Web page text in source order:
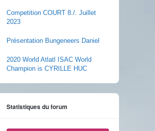
Competition COURT 8./. Juillet
2023
Présentation Bungeneers Daniel
2020 World Atlatl ISAC World
Champion is CYRILLE HUC
Statistiques du forum